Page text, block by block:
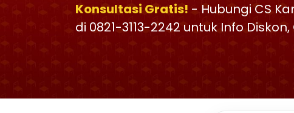
Konsultasi Gratis! - Hubungi CS
di 0821-3113-2242 untuk Info